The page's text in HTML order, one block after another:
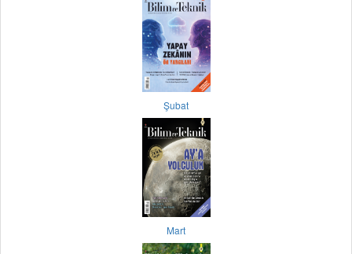
Şubat
Mart